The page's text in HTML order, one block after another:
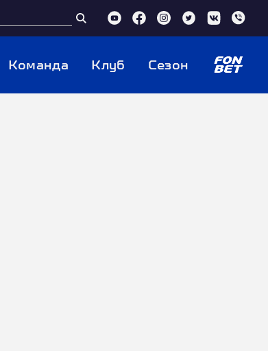
Команда Клуб Сезон